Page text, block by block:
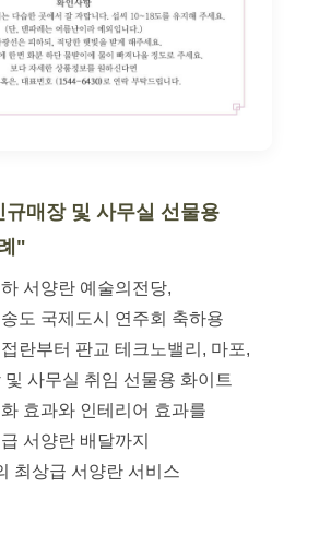
매장 및 사무실 선물용
"
서양란 예술의전당,
도 국제도시 연주회 축하용
란부터 판교 테크노밸리, 마포,
사무실 취임 선물용 화이트
효과와 인테리어 효과를
서양란 배달까지
최상급 서양란 서비스